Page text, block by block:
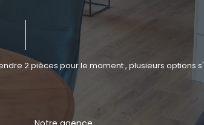
2 pièces pour le moment , plusieurs options